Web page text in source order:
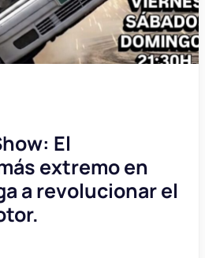
El
extremo en
a revolucionar el